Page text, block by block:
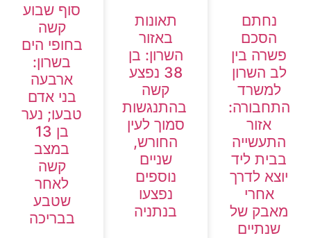
נחתם
הסכם
פשרה בין
לב השרון
למשרד
התחבורה:
אזור
התעשייה
בבית ליד
יוצא לדרך
אחרי
מאבק של
שנתיים
תאונות
באזור
השרון: בן
38 נפצע
קשה
בהתנגשות
סמוך לעין
החורש,
שניים
נוספים
נפצעו
בנתניה
סוף שבוע
קשה
בחופי הים
בשרון:
ארבעה
בני אדם
טבעו; נער
בן 13
במצב
קשה
לאחר
שטבע
בבריכה